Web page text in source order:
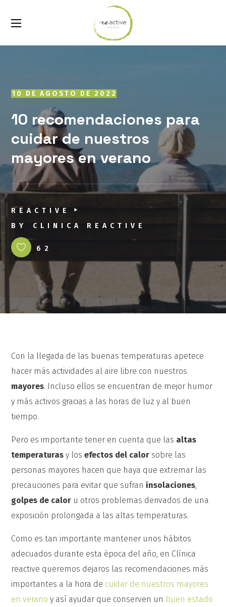
10 DE AGOSTO DE 2022
10 recomendaciones para
cuidar de nuestros
mayores en verano
REACTIVE
BY
CLINICA REACTIVE
62
Con la llegada de las buenas temperaturas apetece
hacer más actividades al aire libre con nuestros
mayores. Incluso ellos se encuentran de mejor humor
y más activos gracias a las horas de luz y al buen
tiempo.
Pero es importante tener en cuenta que las altas
temperaturas y losefectos del calor sobre las
personas mayores hacen que haya que extremar las
precauciones para evitar que sufran insolaciones,
golpes de calor u otros problemas derivados de una
exposición prolongada a las altas temperaturas.
Como es tan importante mantener unos hábitos
adecuados durante esta época del año, en Clínica
reactive queremos dejaros las recomendaciones más
importantes a la hora de cuidar de nuestros mayores
en verano y así ayudar que conserven un buen estado